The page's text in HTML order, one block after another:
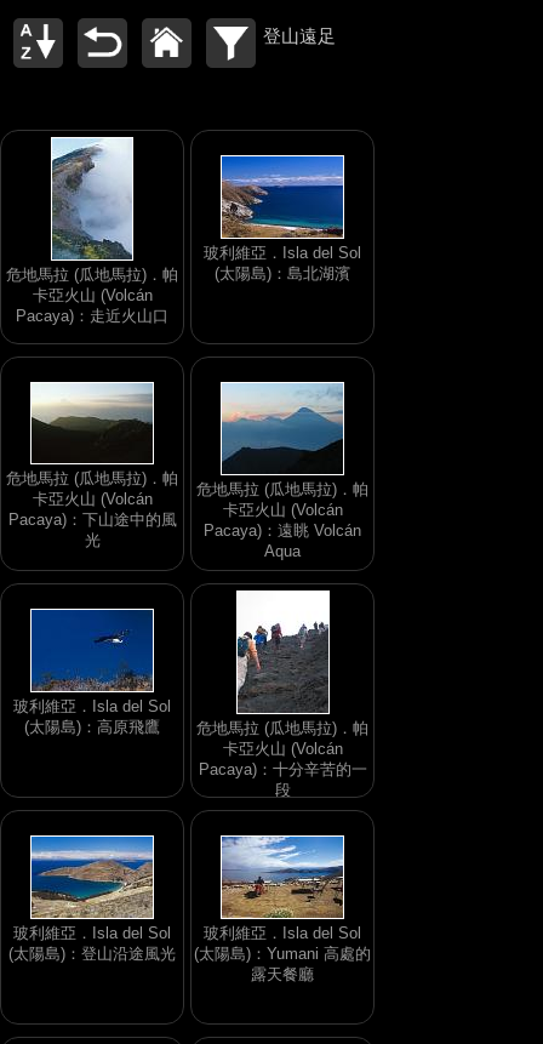
登山遠足
危地馬拉 (瓜地馬拉)．帕
卡亞火山 (Volcán
Pacaya)：走近火山口
玻利維亞．Isla del Sol
(太陽島)：島北湖濱
危地馬拉 (瓜地馬拉)．帕
卡亞火山 (Volcán
Pacaya)：下山途中的風
光
危地馬拉 (瓜地馬拉)．帕
卡亞火山 (Volcán
Pacaya)：遠眺 Volcán
Aqua
玻利維亞．Isla del Sol
(太陽島)：高原飛鷹
危地馬拉 (瓜地馬拉)．帕
卡亞火山 (Volcán
Pacaya)：十分辛苦的一
段
玻利維亞．Isla del Sol
(太陽島)：登山沿途風光
玻利維亞．Isla del Sol
(太陽島)：Yumani 高處的
露天餐廳